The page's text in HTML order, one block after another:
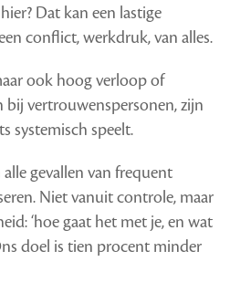
Dat kan een lastige
conflict, werkdruk, van alles.
ook hoog verloop of
bij vertrouwenspersonen, zijn
systemisch speelt.
gevallen van frequent
Niet vanuit controle, maar
‘hoe gaat het met je, en wat
doel is tien procent minder